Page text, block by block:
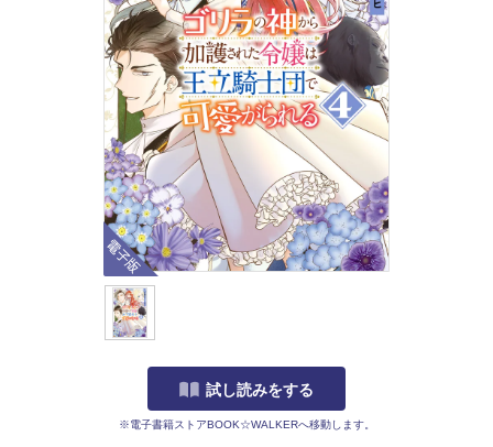
電子版
試し読みをする
※電子書籍ストアBOOK☆WALKERへ移動します。